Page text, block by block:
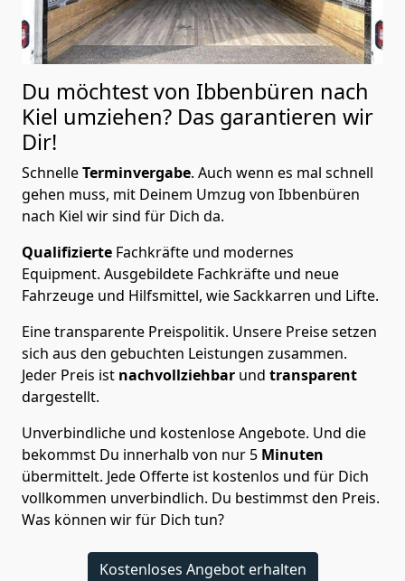
Du möchtest von Ibbenbüren nach
Kiel umziehen? Das garantieren wir
Dir!
SchnelleTerminvergabe. Auch wenn es mal schnell
gehen muss, mit Deinem Umzug von Ibbenbüren
nach Kiel wir sind für Dich da.
Qualifizierte Fachkräfte und modernes
Equipment. Ausgebildete Fachkräfte und neue
Fahrzeuge und Hilfsmittel, wie Sackkarren und Lifte.
Eine transparente Preispolitik. Unsere Preise setzen
sich aus den gebuchten Leistungen zusammen.
Jeder Preis ist nachvollziehbar und transparent
dargestellt.
Unverbindliche und kostenlose Angebote. Und die
bekommst Du innerhalb von nur 5 Minuten
übermittelt. Jede Offerte ist kostenlos und für Dich
vollkommen unverbindlich. Du bestimmst den Preis.
Was können wir für Dich tun?
Kostenloses Angebot erhalten